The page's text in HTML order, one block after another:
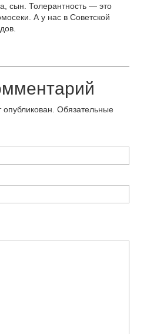
сын. Толерантность — это
А у нас в Советской
Обязательные